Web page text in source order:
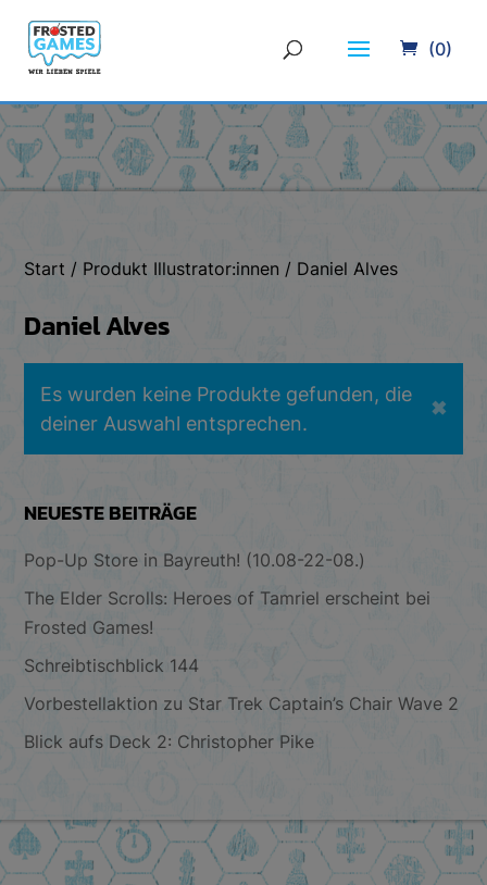
(0)
Start / Produkt Illustrator:innen / Daniel Alves
Daniel Alves
Es wurden keine Produkte gefunden, die
deiner Auswahl entsprechen.
✖
NEUESTE BEITRÄGE
Pop-Up Store in Bayreuth! (10.08-22-08.)
The Elder Scrolls: Heroes of Tamriel erscheint bei
Frosted Games!
Schreibtischblick 144
Vorbestellaktion zu Star Trek Captain’s Chair Wave 2
Blick aufs Deck 2: Christopher Pike